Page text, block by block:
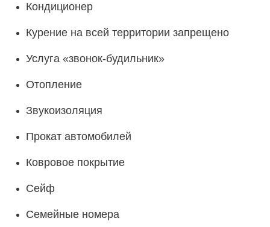
Кондиционер
Курение на всей территории запрещено
Услуга «звонок-будильник»
Отопление
Звукоизоляция
Прокат автомобилей
Ковровое покрытие
Сейф
Семейные номера